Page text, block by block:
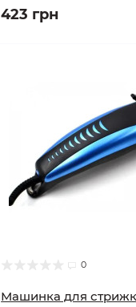
423 грн
0
Машинка для